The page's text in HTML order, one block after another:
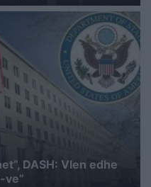
DASH: Vlen edhe
ve”